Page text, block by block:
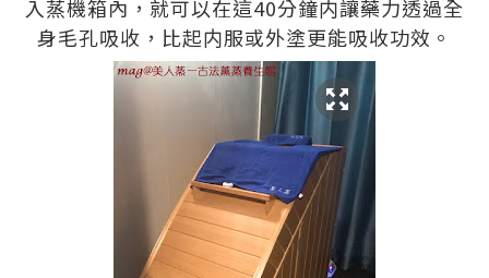
入蒸機箱內，就可以在這40分鐘内讓藥力透過全
身毛孔吸收，比起内服或外塗更能吸收功效。